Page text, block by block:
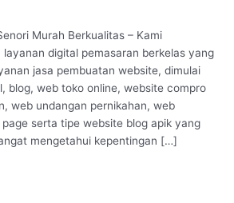
Murah Berkualitas – Kami
layanan digital pemasaran berkelas yang
jasa pembuatan website, dimulai
blog, web toko online, website compro
web undangan pernikahan, web
serta tipe website blog apik yang
mengetahui kepentingan […]